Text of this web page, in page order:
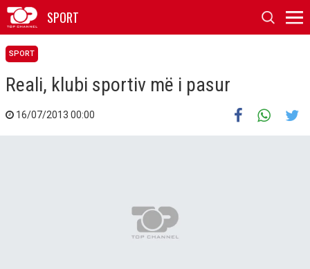
SPORT
SPORT
Reali, klubi sportiv më i pasur
16/07/2013 00:00